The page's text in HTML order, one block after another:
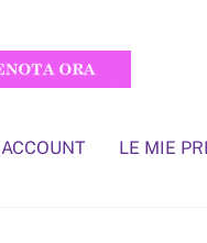
ACCOUNT LE MIE